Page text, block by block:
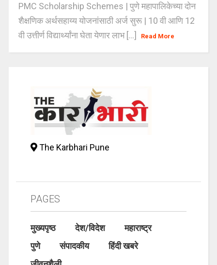
PMC Scholarship Schemes | पुणे महापालिकेच्या दोन
शैक्षणिक अर्थसहाय्य योजनांसाठी अर्ज सुरू | 10 वी आणि 12
वी उत्तीर्ण विद्यार्थ्यांना घेता येणार लाभ [...]
Read More
The Karbhari Pune
PAGES
मुख्यपृष्ठ देश/विदेश
महाराष्ट्र
पुणे
संपादकीय
हिंदी खबरे